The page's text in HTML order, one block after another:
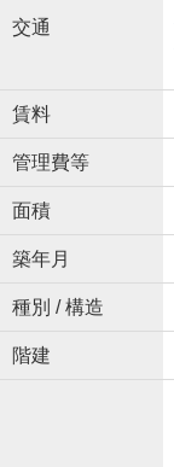
交通
賃料
管理費等
面積
築年月
種別 / 構造
階建